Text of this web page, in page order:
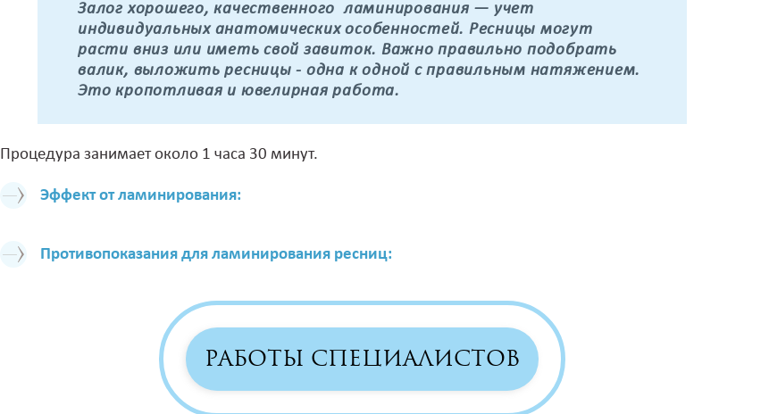
Залог хорошего, качественного ламинирования — учет
индивидуальных анатомических особенностей. Ресницы могут
расти вниз или иметь свой завиток. Важно правильно подобрать
валик, выложить ресницы - одна к одной с правильным натяжением.
Это кропотливая и ювелирная работа.
Процедура занимает около 1 часа 30 минут.
Эффект от ламинирования:
Противопоказания для ламинирования ресниц:
РАБОТЫ СПЕЦИАЛИСТОВ